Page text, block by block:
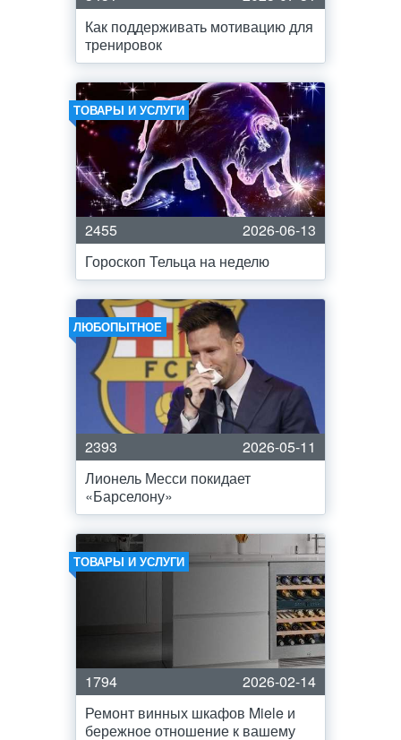
Как поддерживать мотивацию для
тренировок
ТОВАРЫ И УСЛУГИ
2455
2026-06-13
Гороскоп Тельца на неделю
ЛЮБОПЫТНОЕ
2393
2026-05-11
Лионель Месси покидает
«Барселону»
ТОВАРЫ И УСЛУГИ
1794
2026-02-14
Ремонт винных шкафов Miele и
бережное отношение к вашему